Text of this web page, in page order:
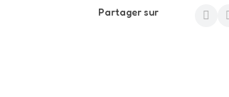
Partager sur